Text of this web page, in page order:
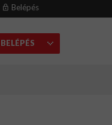
Belépés
BELÉPÉS